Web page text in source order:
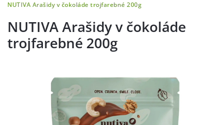
NUTIVA Arašidy v čokoláde trojfarebné 200g
NUTIVA Arašidy v čokoláde
trojfarebné 200g